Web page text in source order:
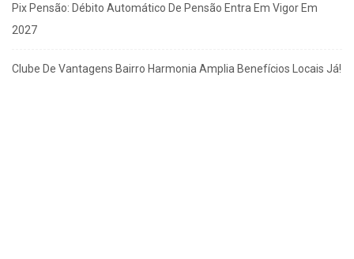
Pix Pensão: Débito Automático De Pensão Entra Em Vigor Em
2027
Clube De Vantagens Bairro Harmonia Amplia Benefícios Locais Já!